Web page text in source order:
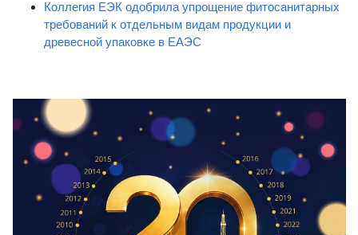
Коллегия ЕЭК одобрила упрощение фитосанитарных
требований к отдельным видам продукции и
древесной упаковке в ЕАЭС